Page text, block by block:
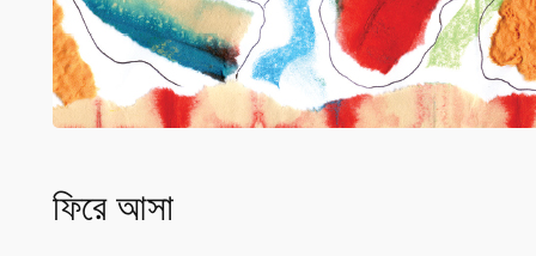
ফিরে আসা